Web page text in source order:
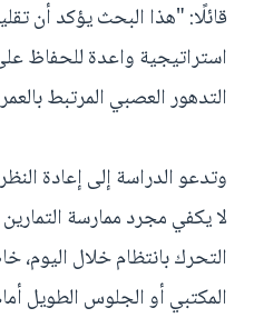
قائلًا: "هذا البحث يؤكد أن
استراتيجية واعدة للحفاظ
التدهور العصبي المرتبط
وتدعو الدراسة إلى إعادة
لا يكفي مجرد ممارسة
التحرك بانتظام خلال
المكتبي أو الجلوس الطويل